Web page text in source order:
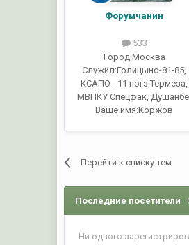
Форумчанин
533
Город:Москва
Служил:Голицыно-81-85,
КСАПО - 11 погз Термеза,
МВПКУ Спецфак, Душанбе.
Ваше имя:Коржов
Перейти к списку тем
Последние посетители
Ни одного